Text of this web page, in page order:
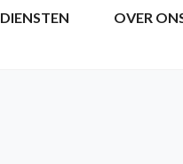
DIENSTEN OVER